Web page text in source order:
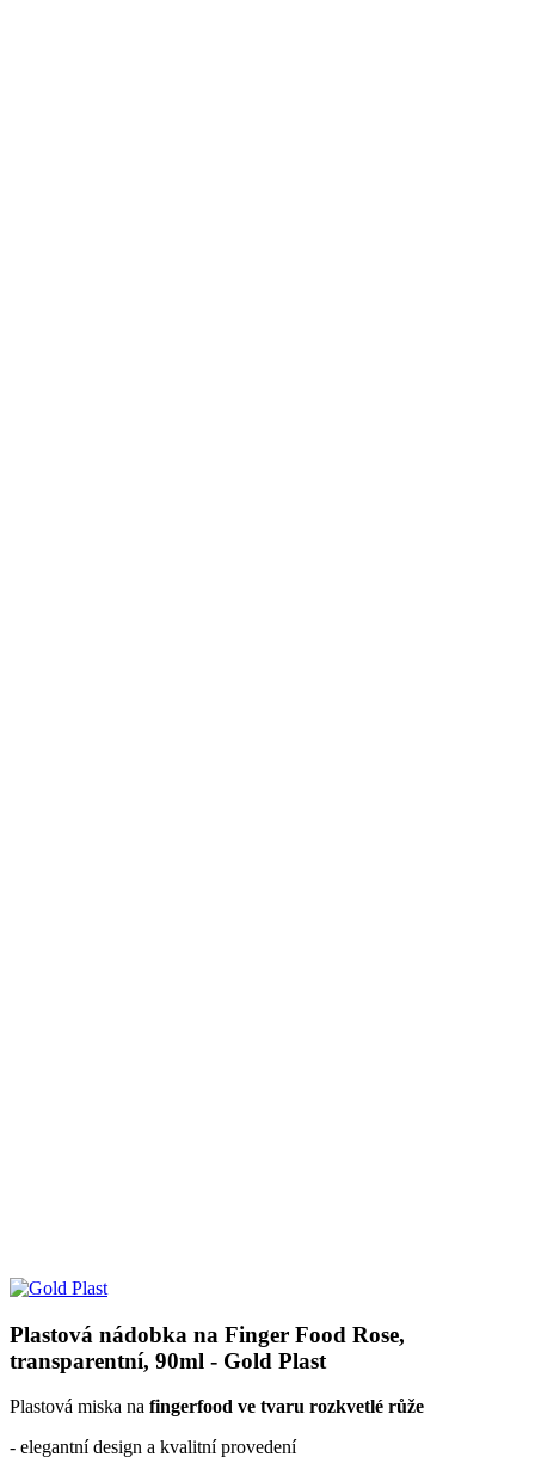
Plastová nádobka na Finger Food Rose,
transparentní, 90ml - Gold Plast
Plastová miska na fingerfood ve tvaru rozkvetlé růže
- elegantní design a kvalitní provedení